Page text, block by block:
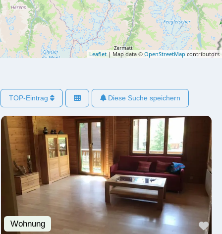
Leaflet | Map data © OpenStreetMap contributors
TOP-Eintrag Diese Suche speichern
Wohnung